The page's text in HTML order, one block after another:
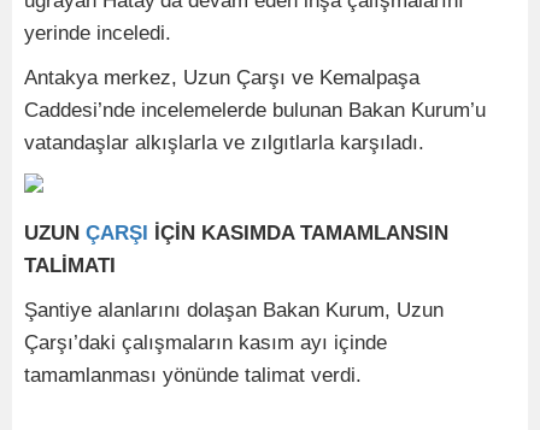
yerinde inceledi.
Antakya merkez, Uzun Çarşı ve Kemalpaşa
Caddesi’nde incelemelerde bulunan Bakan Kurum’u
vatandaşlar alkışlarla ve zılgıtlarla karşıladı.
UZUN ÇARŞI İÇİN KASIMDA TAMAMLANSIN
TALİMATI
Şantiye alanlarını dolaşan Bakan Kurum, Uzun
Çarşı’daki çalışmaların kasım ayı içinde
tamamlanması yönünde talimat verdi.